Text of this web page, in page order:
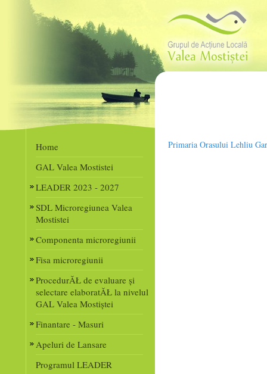
Home
GAL Valea Mostistei
LEADER 2023 - 2027
SDL Microregiunea Valea
Mostistei
Componenta microregiunii
Fisa microregiunii
ProcedurĂŁ de evaluare și
selectare elaboratĂŁ la nivelul
GAL Valea Mostiștei
Finantare - Masuri
Apeluri de Lansare
Programul LEADER
Primaria Orasului Lehliu